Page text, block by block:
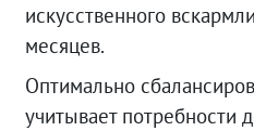
искусственного
месяцев.
Оптимально
учитывает потребности